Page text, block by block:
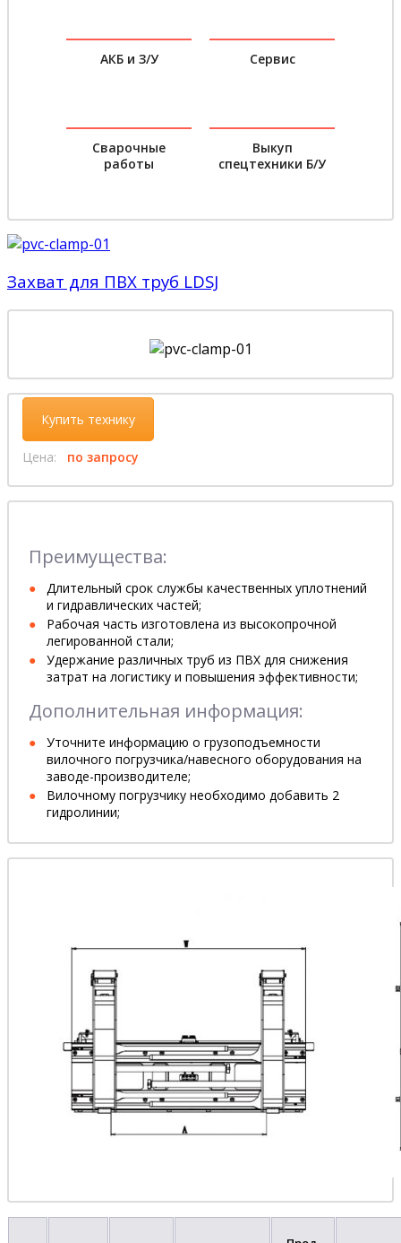
АКБ и З/У Сервис
Сварочные
работы
Выкуп
спецтехники Б/У
Захват для ПВХ труб LDSJ
Купить технику
Цена: по запросу
Преимущества:
Длительный срок службы качественных уплотнений
и гидравлических частей;
Рабочая часть изготовлена из высокопрочной
легированной стали;
Удержание различных труб из ПВХ для снижения
затрат на логистику и повышения эффективности;
Дополнительная информация:
Уточните информацию о грузоподъемности
вилочного погрузчика/навесного оборудования на
заводе-производителе;
Вилочному погрузчику необходимо добавить 2
гидролинии;